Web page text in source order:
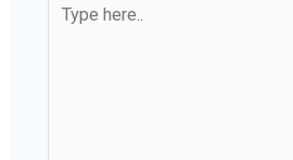
here..